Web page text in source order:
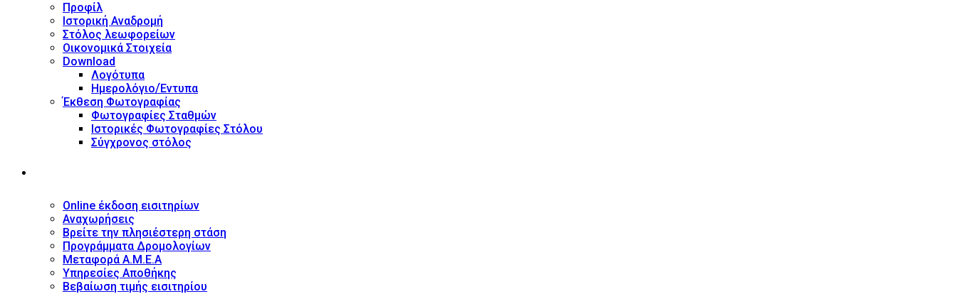
Προφίλ
Ιστορική Αναδρομή
Στόλος λεωφορείων
Οικονομικά Στοιχεία
Download
Λογότυπα
Ημερολόγιο/Έντυπα
Έκθεση Φωτογραφίας
Φωτογραφίες Σταθμών
Ιστορικές Φωτογραφίες Στόλου
Σύγχρονος στόλος
Online έκδοση εισιτηρίων
Αναχωρήσεις
Βρείτε την πλησιέστερη στάση
Προγράμματα Δρομολογίων
Μεταφορά Α.Μ.Ε.Α
Υπηρεσίες Αποθήκης
Βεβαίωση τιμής εισιτηρίου